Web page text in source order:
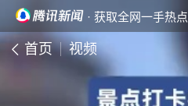
· 获取全网一手热点
首页 视频